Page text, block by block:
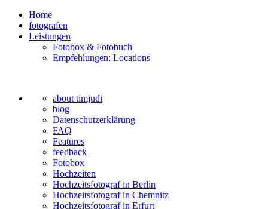
Home
fotografen
Leistungen
Fotobox & Fotobuch
Empfehlungen: Locations
about timjudi
blog
Datenschutzerklärung
FAQ
Features
feedback
Fotobox
Hochzeiten
Hochzeitsfotograf in Berlin
Hochzeitsfotograf in Chemnitz
Hochzeitsfotograf in Erfurt